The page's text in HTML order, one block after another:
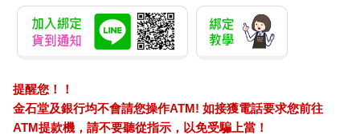
妳反覆練習迷路的藝術
在失明那刻感受到幸福
撫過牛奶色鋼琴
默默地燒掉琴譜，留下一小塊截角
當風箏來放
提醒您！！
金石堂及銀行均不會請您操作ATM! 如接獲電話要求您前往
ATM提款機，請不要聽從指示，以免受騙上當！